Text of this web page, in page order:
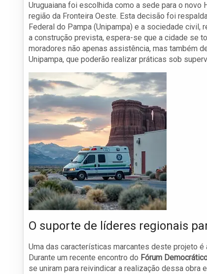
Uruguaiana foi escolhida como a sede para o novo
região da Fronteira Oeste. Esta decisão foi
Federal do Pampa (Unipampa) e a sociedade
a construção prevista, espera-se que a cidade se
moradores não apenas assistência, mas também
Unipampa, que poderão realizar práticas sob
O suporte de líderes regionais
Uma das características marcantes deste projeto
Durante um recente encontro do Fórum
se uniram para reivindicar a realização dessa